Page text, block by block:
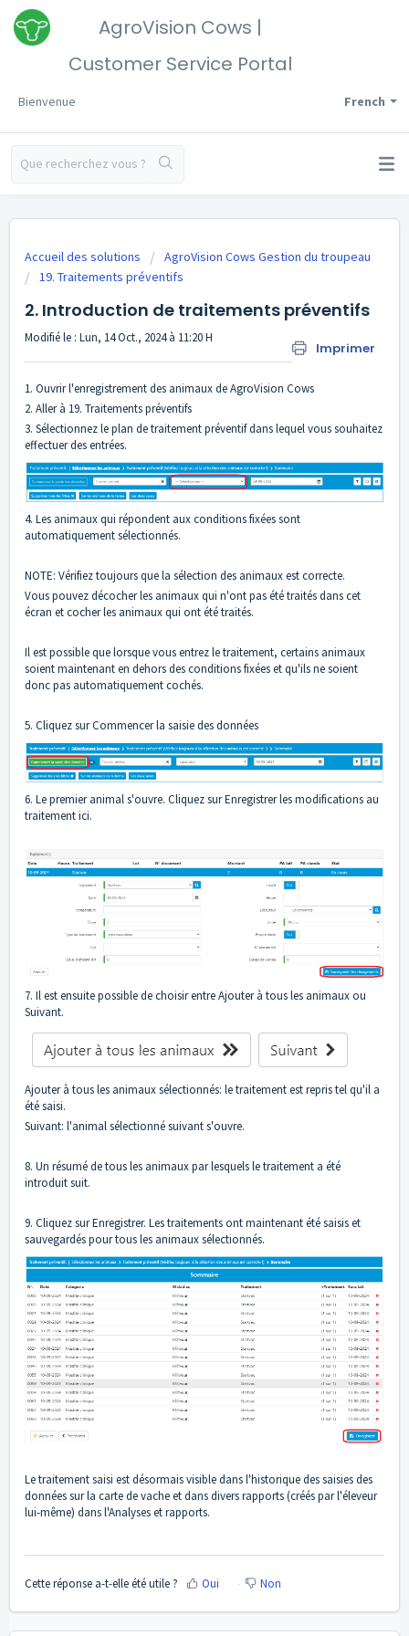
AgroVision Cows |
Customer Service Portal
French
Bienvenue
Accueil des solutions
AgroVision Cows Gestion du troupeau
19. Traitements préventifs
2. Introduction de traitements préventifs
Imprimer
Modifié le : Lun, 14 Oct., 2024 à 11:20 H
1. Ouvrir l'enregistrement des animaux de AgroVision Cows
2. Aller à 19. Traitements préventifs
3. Sélectionnez le plan de traitement préventif dans lequel vous souhaitez
effectuer des entrées.
4. Les animaux qui répondent aux conditions fixées sont
automatiquement sélectionnés.
NOTE: Vérifiez toujours que la sélection des animaux est correcte.
Vous pouvez décocher les animaux qui n'ont pas été traités dans cet
écran et cocher les animaux qui ont été traités.
Il est possible que lorsque vous entrez le traitement, certains animaux
soient maintenant en dehors des conditions fixées et qu'ils ne soient
donc pas automatiquement cochés.
5. Cliquez sur Commencer la saisie des données
6. Le premier animal s'ouvre. Cliquez sur Enregistrer les modifications au
traitement ici.
7. Il est ensuite possible de choisir entre Ajouter à tous les animaux ou
Suivant.
Ajouter à tous les animaux sélectionnés: le traitement est repris tel qu'il a
été saisi.
Suivant: l'animal sélectionné suivant s'ouvre.
8. Un résumé de tous les animaux par lesquels le traitement a été
introduit suit.
9. Cliquez sur Enregistrer. Les traitements ont maintenant été saisis et
sauvegardés pour tous les animaux sélectionnés.
Le traitement saisi est désormais visible dans l'historique des saisies des
données sur la carte de vache et dans divers rapports (créés par l'éleveur
lui-même) dans l'Analyses et rapports.
Cette réponse a-t-elle été utile ? Oui Non